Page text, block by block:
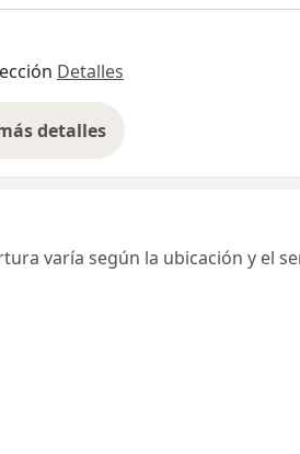
Detalles
detalles
sobre la dirección
varía según la ubicación y el